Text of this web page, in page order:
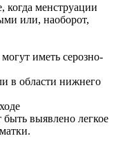
когда менструации
или, наоборот,
иметь серозно-
в области нижнего
быть выявлено легкое